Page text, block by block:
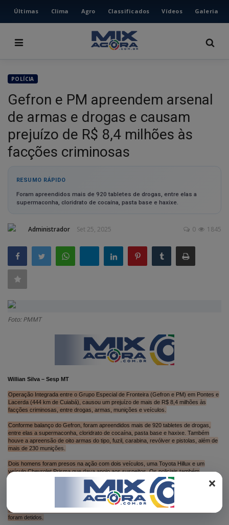
Últimas Clima Agro Classificados Vídeos Galeria
ÚLTIMAS
AGRO
CLASSIFICADOS
VÍDEOS
GALERIA
ESPORTE
POLÍCIA
POLÍTICA
SAÚDE
CIDADE
MEIO AMBIENTE
COMO ANUNCIAR
QUEM SOMOS
CONTATO
MIX AGORA TV
CONECTE-SE
REGISTO
×
Instalar Portal de Noticias
Aplicativo do portal de notícias Portal de Noticias.
Acesse as notícias mais rápido, com ícone na tela inicial
Deseja instalar no celular?
Não Ok
POLÍCIA
Gefron e PM apreendem arsenal
de armas e drogas e causam
prejuízo de R$ 8,4 milhões às
facções criminosas
RESUMO RÁPIDO
Foram apreendidos mais de 920 tabletes de drogas, entre elas a
supermaconha, cloridrato de cocaína, pasta base e haxixe.
Administrador Set 25, 2025 1845
0
Foto: PMMT
Willian Silva – Sesp MT
Operação Integrada entre o Grupo Especial de Fronteira (Gefron e PM) em Pontes e
Lacerda (444 km de Cuiabá), causou um prejuízo de mais de R$ 8,4 milhões às
facções criminosas, entre drogas, armas, munições e veículos.
Conforme balanço do Gefron, foram apreendidos mais de 920 tabletes de drogas,
entre elas a supermaconha, cloridrato de cocaína, pasta base e haxixe. Também
houve a apreensão de oito armas do tipo, fuzil, carabina, revólver e pistolas, além de
mais de 230 munições.
Dois homens foram presos na ação com dois veículos, uma Toyota Hillux e um
veículo Chevrolet Prisma que dava apoio aos suspeitos. Os policiais também
apreenderam U$ 6,5 mil, equivalente a quase R$ 35 mil.
A apreensão ocorreu após as equipes receberem informações de que um veículo
Prisma estaria fazendo o transporte de grande quantidade de droga na cidade. O
veículo foi acompanhado e tentou fugir da abordagem policial, porém os suspeitos
foram detidos.